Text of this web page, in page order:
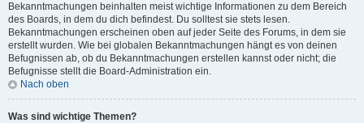
Bekanntmachungen beinhalten meist wichtige Informationen zu dem Bereich
des Boards, in dem du dich befindest. Du solltest sie stets lesen.
Bekanntmachungen erscheinen oben auf jeder Seite des Forums, in dem sie
erstellt wurden. Wie bei globalen Bekanntmachungen hängt es von deinen
Befugnissen ab, ob du Bekanntmachungen erstellen kannst oder nicht; die
Befugnisse stellt die Board-Administration ein.
Nach oben
Was sind wichtige Themen?